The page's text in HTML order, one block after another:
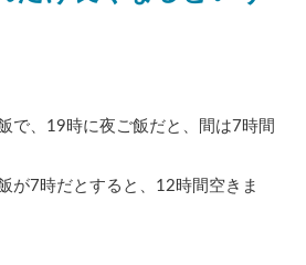
で、19時に夜ご飯だと、間は7時間
が7時だとすると、12時間空きま